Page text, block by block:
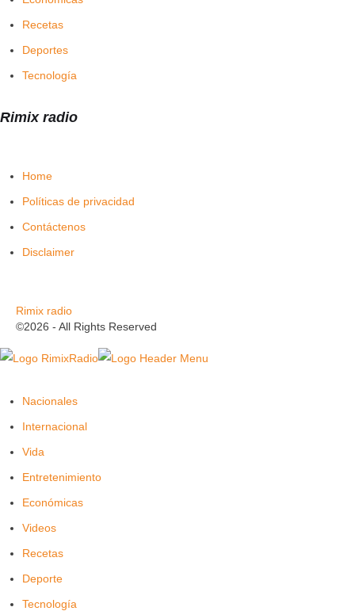
Rimix radio
Home
Políticas de privacidad
Contáctenos
Disclaimer
Recetas
Deportes
Tecnología
Rimix radio
©2026 - All Rights Reserved
Nacionales
Internacional
Vida
Entretenimiento
Económicas
Videos
Recetas
Deporte
Tecnología